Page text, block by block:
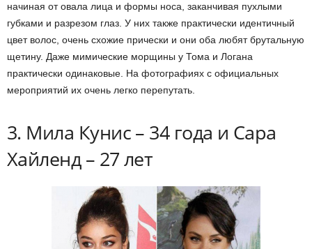
начиная от овала лица и формы носа, заканчивая пухлыми
губками и разрезом глаз. У них также практически идентичный
цвет волос, очень схожие прически и они оба любят брутальную
щетину. Даже мимические морщины у Тома и Логана
практически одинаковые. На фотографиях с официальных
мероприятий их очень легко перепутать.
3. Мила Кунис – 34 года и Сара
Хайленд – 27 лет